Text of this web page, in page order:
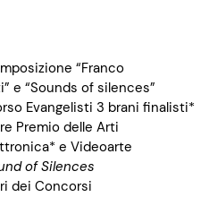
“Franco
e “Sounds of silences”
Evangelisti 3 brani finalisti*
Premio delle Arti
e Videoarte
of Silences
dei Concorsi